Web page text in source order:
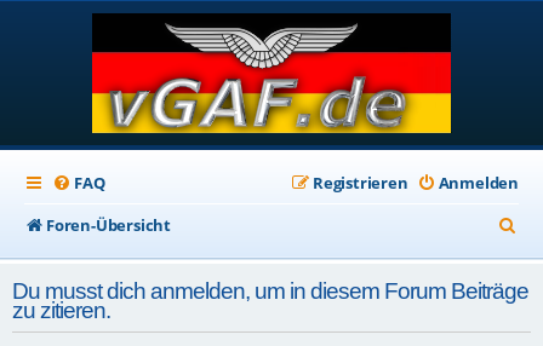
FAQ Anmelden
Registrieren
Foren-Übersicht
u
c
h
Du musst dich anmelden, um in diesem Forum Beiträge
zu zitieren.